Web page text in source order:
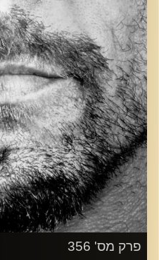
קרדיט תמונות: David Goehring
פרק מס' 356